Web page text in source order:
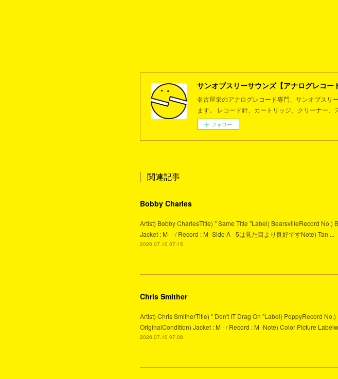
サンオブスリーサウンズ【アナログレコー
名古屋栄のアナログレコード専門、サンオブスリ
ます。 レコード針、カートリッジ、クリーナー、
フォロー
関連記事
Bobby Charles
Artist) Bobby CharlesTitle) " Same Title "Label) BearsvilleRecord No.)
Jacket : M- - / Record : M -Side A - 5は見た目より良好ですNote) Tan ...
2026.07.10 07:15
Chris Smither
Artist) Chris SmitherTitle) " Don't IT Drag On "Label) PoppyRecord
OriginalCondition) Jacket : M - / Record : M -Note) Color Picture
2026.07.10 07:08